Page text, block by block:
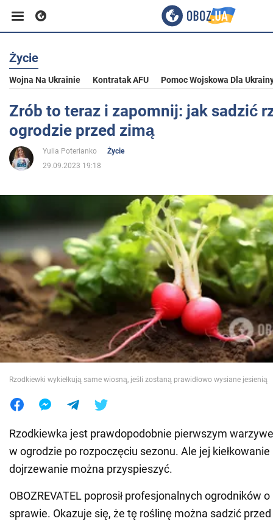
Biznes
Sport
Rozrywka
Polityka
Społeczeństwo
Wojna na Ukrainie
Świat
Jedzenie
Życie
Wojna Na Ukrainie Kontratak AFU Pomoc Wojskowa Dla
Zrób to teraz i zapomnij: jak sadzić
ogrodzie przed zimą
Yulia Poterianko
Życie
29.09.2023 19:18
Rzodkiewki wykiełkują same wiosną, jeśli zostaną prawidłowo wysiane jesienią
Rzodkiewka jest prawdopodobnie pierwszym
w ogrodzie po rozpoczęciu sezonu. Ale jej
dojrzewanie można przyspieszyć.
OBOZREVATEL poprosił profesjonalnych ogrodników
sprawie. Okazuje się, że tę roślinę można sadzić